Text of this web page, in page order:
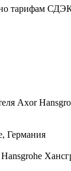
тарифам
Axor
Германия